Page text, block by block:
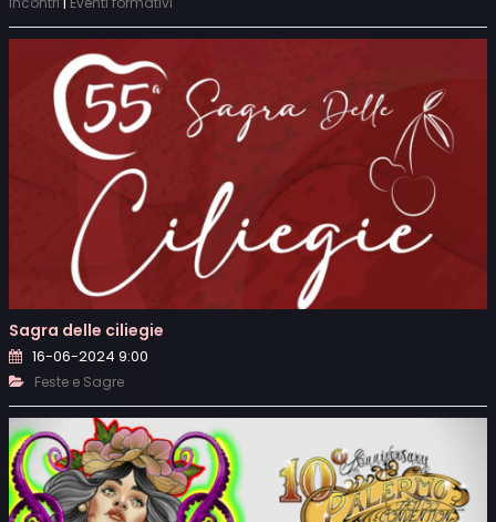
Sagra delle ciliegie
16-06-2024 9:00
Feste e Sagre